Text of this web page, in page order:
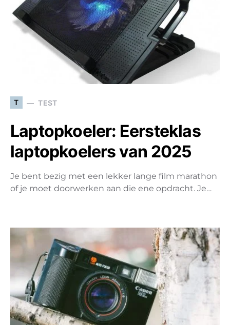
T TEST
Laptopkoeler: Eersteklas
laptopkoelers van 2025
Je bent bezig met een lekker lange film marathon
of je moet doorwerken aan die ene opdracht. Je…